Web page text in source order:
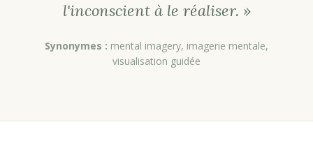
l'inconscient à le réaliser. »
Synonymes : mental imagery, imagerie mentale,
visualisation guidée